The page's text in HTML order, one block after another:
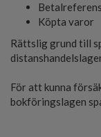
Betalreferens
Köpta varor
Rättslig grund till
För att kunna
bokföringslagen